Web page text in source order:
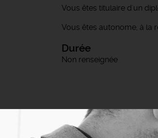
Vous êtes titulaire d'un
Vous êtes autonome, à la
Durée
Non renseignée